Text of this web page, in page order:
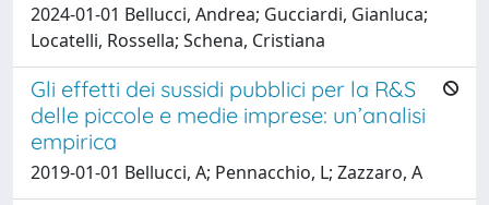
2024-01-01 Bellucci, Andrea; Gucciardi, Gianluca;
Locatelli, Rossella; Schena, Cristiana
Gli effetti dei sussidi pubblici per la R&S
delle piccole e medie imprese: un’analisi
empirica
2019-01-01 Bellucci, A; Pennacchio, L; Zazzaro, A